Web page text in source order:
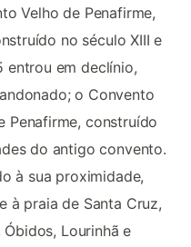
Velho de Penafirme,
no século XIII e
entrou em declínio,
o Convento
Penafirme, construído
do antigo convento.
à sua proximidade,
à praia de Santa Cruz,
Lourinhã e